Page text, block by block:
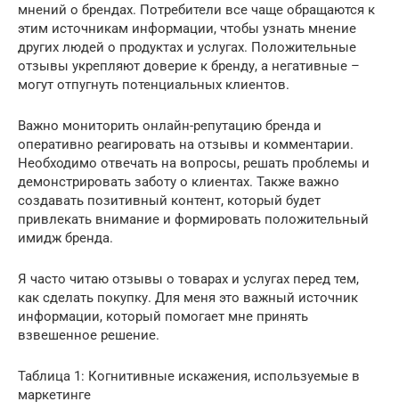
мнений о брендах. Потребители все чаще обращаются к
этим источникам информации, чтобы узнать мнение
других людей о продуктах и услугах. Положительные
отзывы укрепляют доверие к бренду, а негативные –
могут отпугнуть потенциальных клиентов.
Важно мониторить онлайн-репутацию бренда и
оперативно реагировать на отзывы и комментарии.
Необходимо отвечать на вопросы, решать проблемы и
демонстрировать заботу о клиентах. Также важно
создавать позитивный контент, который будет
привлекать внимание и формировать положительный
имидж бренда.
Я часто читаю отзывы о товарах и услугах перед тем,
как сделать покупку. Для меня это важный источник
информации, который помогает мне принять
взвешенное решение.
Таблица 1: Когнитивные искажения, используемые в
маркетинге